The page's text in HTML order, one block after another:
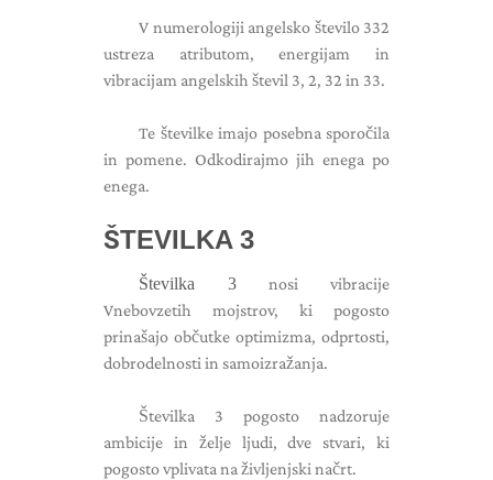
V numerologiji angelsko število 332
ustreza atributom, energijam in
vibracijam angelskih števil 3, 2, 32 in 33.
Te številke imajo posebna sporočila
in pomene. Odkodirajmo jih enega po
enega.
ŠTEVILKA 3
Številka 3 nosi vibracije
Vnebovzetih mojstrov, ki pogosto
prinašajo občutke optimizma, odprtosti,
dobrodelnosti in samoizražanja.
Številka 3 pogosto nadzoruje
ambicije in želje ljudi, dve stvari, ki
pogosto vplivata na življenjski načrt.